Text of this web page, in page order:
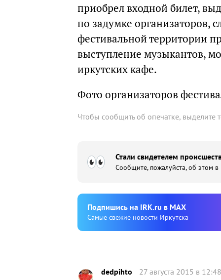
приобрел входной билет,
по задумке организаторов,
фестивальной территории
выступление музыкантов,
иркутских кафе.
Фото организаторов
Чтобы сообщить об опечатке, выделите
Стали свидетелем
Сообщите, пожалуйста, об этом
Подпишиcь на IRK.ru в MAX
Cамые свежие новости Иркутска
dedpihto 27 августа 2015 в 12:48